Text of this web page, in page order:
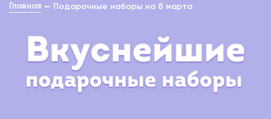
Главная Подарочные наборы на 8 марта